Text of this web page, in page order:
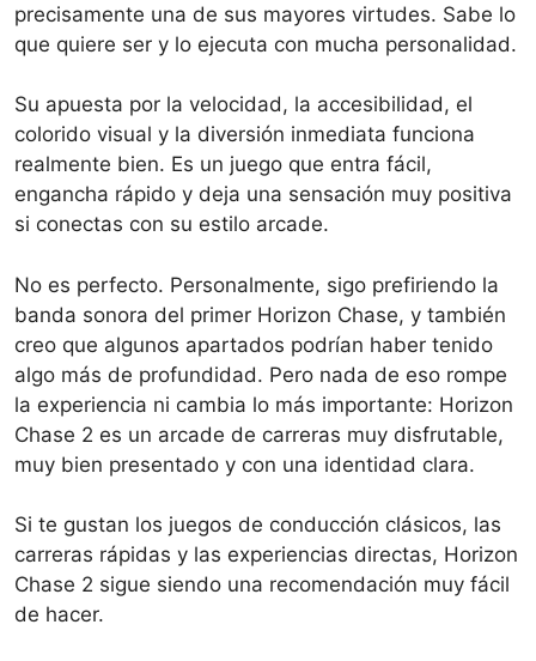
precisamente una de sus mayores virtudes. Sabe lo
que quiere ser y lo ejecuta con mucha personalidad.
Su apuesta por la velocidad, la accesibilidad, el
colorido visual y la diversión inmediata funciona
realmente bien. Es un juego que entra fácil,
engancha rápido y deja una sensación muy positiva
si conectas con su estilo arcade.
No es perfecto. Personalmente, sigo prefiriendo la
banda sonora del primer Horizon Chase, y también
creo que algunos apartados podrían haber tenido
algo más de profundidad. Pero nada de eso rompe
la experiencia ni cambia lo más importante: Horizon
Chase 2 es un arcade de carreras muy disfrutable,
muy bien presentado y con una identidad clara.
Si te gustan los juegos de conducción clásicos, las
carreras rápidas y las experiencias directas, Horizon
Chase 2 sigue siendo una recomendación muy fácil
de hacer.